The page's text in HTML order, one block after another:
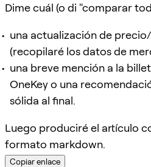
Dime cuál (o di "comparar
una actualización de
(recopilaré los datos de
una breve mención a la
OneKey o una
sólida al final.
Luego produciré el artículo
formato markdown.
Copiar enlace